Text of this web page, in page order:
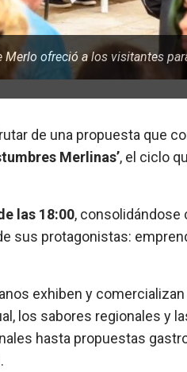
Merlo ofreció a los visitantes
de una propuesta que
Merlinas’, el ciclo
las 18:00, consolidándose
sus protagonistas:
exhiben y
los sabores regionales y
hasta propuestas